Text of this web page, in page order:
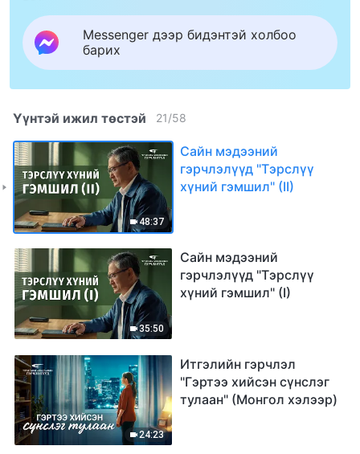
Messenger дээр бидэнтэй холбоо
барих
Үүнтэй ижил төстэй 21/58
48:37
Сайн мэдээний
гэрчлэлүүд "Тэрслүү
хүний гэмшил" (II)
35:50
Сайн мэдээний
гэрчлэлүүд "Тэрслүү
хүний гэмшил" (I)
24:23
Итгэлийн гэрчлэл
"Гэртээ хийсэн сүнслэг
тулаан" (Mонгол хэлээр)